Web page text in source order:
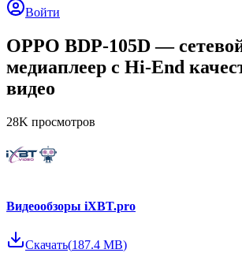
Войти
OPPO BDP-105D —
медиаплеер с Hi-End
видео
28K просмотров
Видеообзоры iXBT.pro
Скачать(187.4 MB)